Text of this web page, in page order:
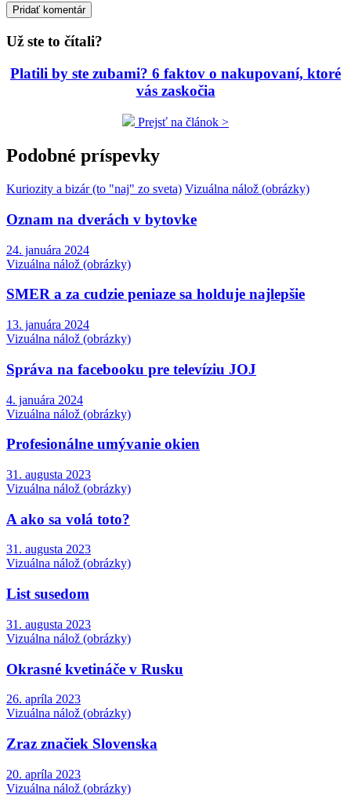
Už ste to čítali?
Platili by ste zubami? 6 faktov o nakupovaní, ktoré
vás zaskočia
Prejsť na článok >
Podobné príspevky
Kuriozity a bizár (to "naj" zo sveta) Vizuálna nálož (obrázky)
Oznam na dverách v bytovke
24. januára 2024
Vizuálna nálož (obrázky)
SMER a za cudzie peniaze sa holduje najlepšie
13. januára 2024
Vizuálna nálož (obrázky)
Správa na facebooku pre televíziu JOJ
4. januára 2024
Vizuálna nálož (obrázky)
Profesionálne umývanie okien
31. augusta 2023
Vizuálna nálož (obrázky)
A ako sa volá toto?
31. augusta 2023
Vizuálna nálož (obrázky)
List susedom
31. augusta 2023
Vizuálna nálož (obrázky)
Okrasné kvetináče v Rusku
26. apríla 2023
Vizuálna nálož (obrázky)
Zraz značiek Slovenska
20. apríla 2023
Vizuálna nálož (obrázky)